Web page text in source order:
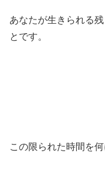
あなたが生きられる
とです。
この限られた時間を何